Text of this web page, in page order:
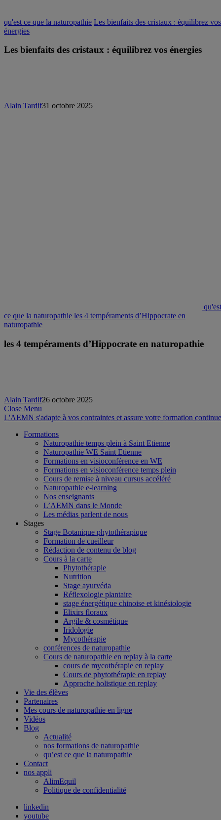
qu'est ce que la naturopathie Les bienfaits des cristaux : équilibrez vos
énergies
Les bienfaits des cristaux : équilibrez vos énergies
Alain Tardif31 octobre 2025
qu'est
ce que la naturopathie les 4 tempéraments d’Hippocrate en
naturopathie
les 4 tempéraments d’Hippocrate en naturopathie
Alain Tardif26 octobre 2025
Close Menu
L'AEMN s'adapte à vos contraintes et assure votre formation
Formations
Naturopathie temps plein à Saint Etienne
Naturopathie WE Saint Etienne
Formations en visioconférence en WE
Formations en visioconférence temps plein
Cours de remise à niveau cursus accéléré
Naturopathie e-learning
Nos enseignants
L’AEMN dans le Monde
Les médias parlent de nous
Stages
Stage Botanique phytothérapique
Formation de cueilleur
Rédaction de contenu de blog
Cours à la carte
Phytothérapie
Nutrition
Stage ayurvéda
Réflexologie plantaire
stage énergétique chinoise et kinésiologie
Elixirs floraux
Argile & cosmétique
Iridologie
Mycothérapie
conférences de naturopathie
Cours de naturopathie en replay à la carte
cours de mycothérapie en replay
Cours de phytothérapie en replay
Approche holistique en replay
Vie des élèves
Partenaires
Mes cours de naturopathie en ligne
Vidéos
Blog
Actualité
nos formations de naturopathie
qu’est ce que la naturopathie
Contact
nos appli
AlimEquil
Politique de confidentialité
linkedin
youtube